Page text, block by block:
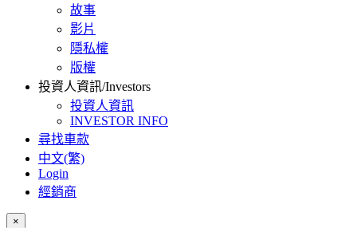
故事
影片
隱私權
版權
投資人資訊/Investors
投資人資訊
INVESTOR INFO
尋找車款
中文(繁)
Login
經銷商
×